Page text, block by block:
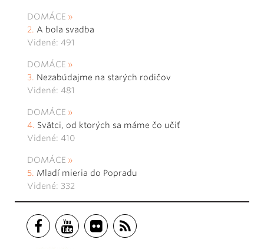
DOMÁCE
A bola svadba
Videné: 491
DOMÁCE
Nezabúdajme na starých rodičov
Videné: 481
DOMÁCE
Svätci, od ktorých sa máme čo učiť
Videné: 410
DOMÁCE
Mladí mieria do Popradu
Videné: 332